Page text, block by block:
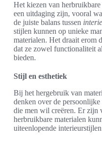
Het kiezen van
een uitdaging zijn, vooral
de juiste balans tussen
stijlen kunnen op unieke
materialen. Het draait erom
dat ze zowel functionaliteit
bieden.
Stijl en esthetiek
Bij het hergebruik van
denken over de
die men wil creëren. Er zijn
herbruikbare materialen
uiteenlopende